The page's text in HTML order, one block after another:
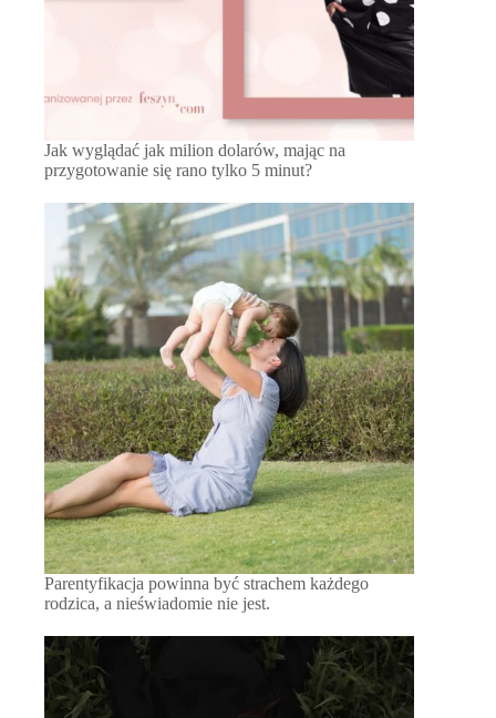
Jak wyglądać jak milion dolarów, mając na
przygotowanie się rano tylko 5 minut?
Parentyfikacja powinna być strachem każdego
rodzica, a nieświadomie nie jest.